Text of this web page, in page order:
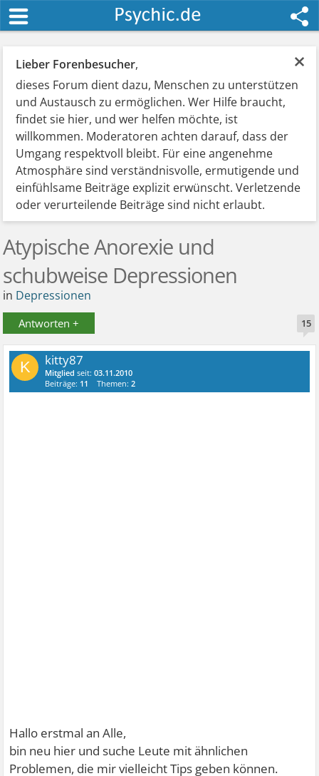
×
Lieber Forenbesucher,
dieses Forum dient dazu, Menschen zu unterstützen
und Austausch zu ermöglichen. Wer Hilfe braucht,
findet sie hier, und wer helfen möchte, ist
willkommen. Moderatoren achten darauf, dass der
Umgang respektvoll bleibt. Für eine angenehme
Atmosphäre sind verständnisvolle, ermutigende und
einfühlsame Beiträge explizit erwünscht. Verletzende
oder verurteilende Beiträge sind nicht erlaubt.
Atypische Anorexie und
schubweise Depressionen
in Depressionen
Antworten + 15
K kitty87
Mitglied seit:03.11.2010
Beiträge: 11 Themen:2
Hallo erstmal an Alle,
bin neu hier und suche Leute mit ähnlichen
Problemen, die mir vielleicht Tips geben können.